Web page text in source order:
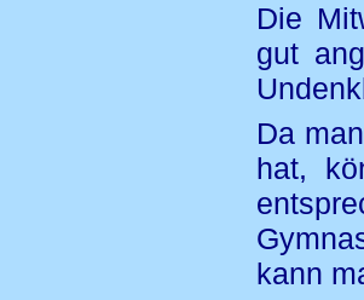
Die
gut
Da
hat,
kann